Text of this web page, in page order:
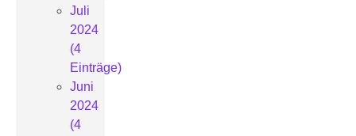
Juli
2024
(4
Einträge)
Juni
2024
(4